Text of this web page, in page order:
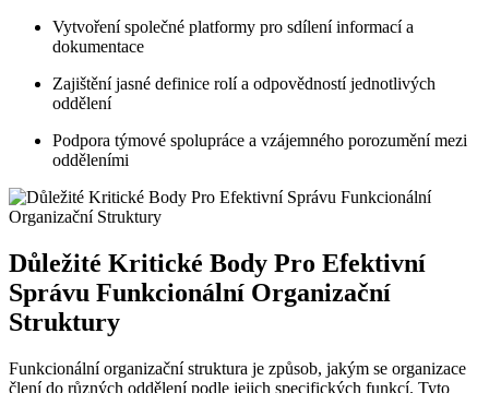
Vytvoření společné platformy pro sdílení informací a
dokumentace
Zajištění jasné definice rolí a odpovědností jednotlivých
oddělení
Podpora týmové spolupráce a vzájemného porozumění mezi
odděleními
Důležité Kritické Body Pro Efektivní
Správu Funkcionální Organizační
Struktury
Funkcionální organizační struktura je způsob, jakým se organizace
člení do různých oddělení podle jejich specifických funkcí. Tyto